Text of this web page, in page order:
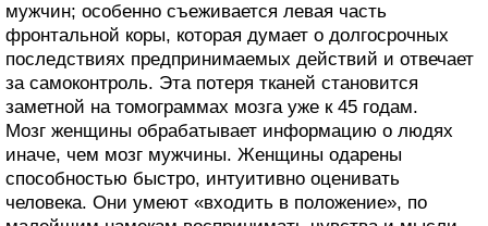
мужчин; особенно съеживается левая часть
фронтальной коры, которая думает о долгосрочных
последствиях предпринимаемых действий и отвечает
за самоконтроль. Эта потеря тканей становится
заметной на томограммах мозга уже к 45 годам.
Мозг женщины обрабатывает информацию о людях
иначе, чем мозг мужчины. Женщины одарены
способностью быстро, интуитивно оценивать
человека. Они умеют «входить в положение», по